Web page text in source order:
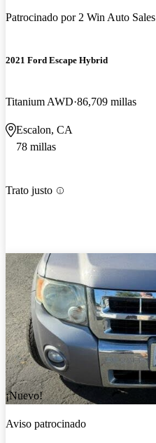
Patrocinado por2 Win Auto Sales
2021 Ford Escape Hybrid
Titanium AWD 86,709 millas
Escalon, CA
78 millas
Trato justo
¡Nuevo!
Aviso patrocinado